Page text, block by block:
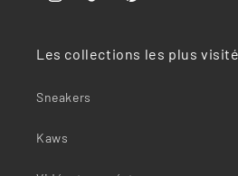
Les collections les plus
Sneakers
Kaws